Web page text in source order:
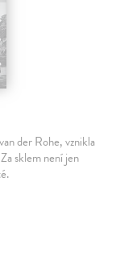
der Rohe, vznikla
sklem není jen